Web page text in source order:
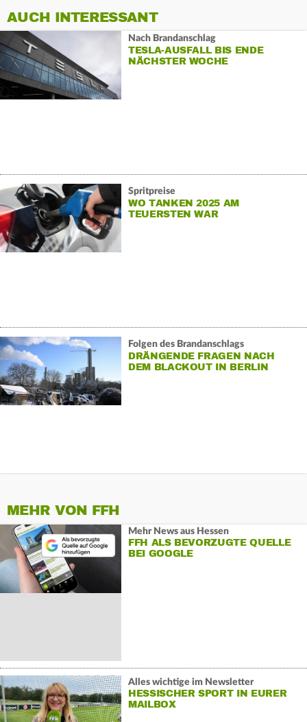
AUCH INTERESSANT
Nach Brandanschlag
TESLA-AUSFALL BIS ENDE
NÄCHSTER WOCHE
Spritpreise
WO TANKEN 2025 AM
TEUERSTEN WAR
Folgen des Brandanschlags
DRÄNGENDE FRAGEN NACH
DEM BLACKOUT IN BERLIN
MEHR VON FFH
Mehr News aus Hessen
FFH ALS BEVORZUGTE QUELLE
BEI GOOGLE
Alles wichtige im Newsletter
HESSISCHER SPORT IN EURER
MAILBOX